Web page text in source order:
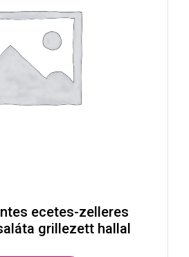
ecetes-zelleres
grillezett hallal